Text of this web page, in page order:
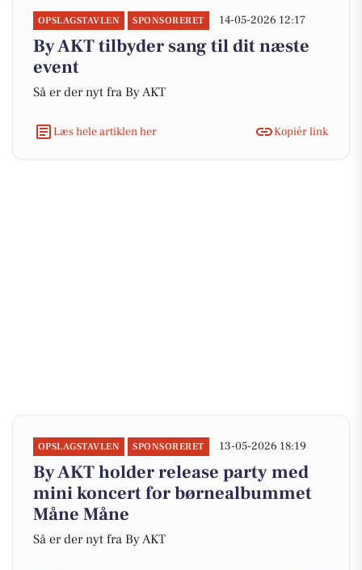
OPSLAGSTAVLEN SPONSORERET 14-05-2026 12:17
By AKT tilbyder sang til dit næste
event
Så er der nyt fra By AKT
Læs hele artiklen her Kopiér link
OPSLAGSTAVLEN SPONSORERET 13-05-2026 18:19
By AKT holder release party med
mini koncert for børnealbummet
Måne Måne
Så er der nyt fra By AKT